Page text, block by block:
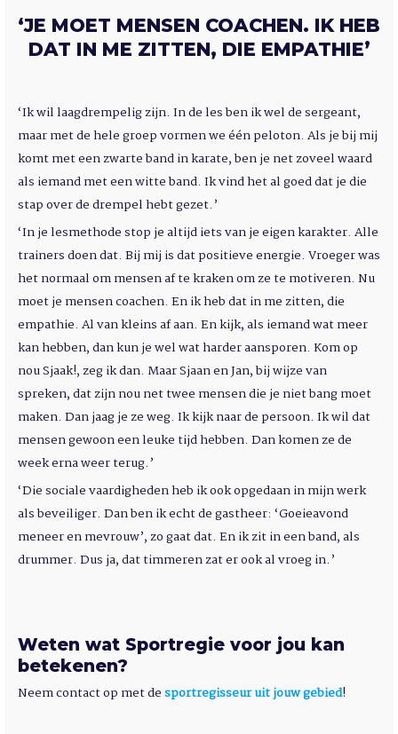
‘JE MOET MENSEN COACHEN. IK HEB
DAT IN ME ZITTEN, DIE EMPATHIE’
‘Ik wil laagdrempelig zijn. In de les ben ik wel de sergeant,
maar met de hele groep vormen we één peloton. Als je bij mij
komt met een zwarte band in karate, ben je net zoveel waard
als iemand met een witte band. Ik vind het al goed dat je die
stap over de drempel hebt gezet.’
‘In je lesmethode stop je altijd iets van je eigen karakter. Alle
trainers doen dat. Bij mij is dat positieve energie. Vroeger was
het normaal om mensen af te kraken om ze te motiveren. Nu
moet je mensen coachen. En ik heb dat in me zitten, die
empathie. Al van kleins af aan. En kijk, als iemand wat meer
kan hebben, dan kun je wel wat harder aansporen. Kom op
nou Sjaak!, zeg ik dan. Maar Sjaan en Jan, bij wijze van
spreken, dat zijn nou net twee mensen die je niet bang moet
maken. Dan jaag je ze weg. Ik kijk naar de persoon. Ik wil dat
mensen gewoon een leuke tijd hebben. Dan komen ze de
week erna weer terug.’
‘Die sociale vaardigheden heb ik ook opgedaan in mijn werk
als beveiliger. Dan ben ik echt de gastheer: ‘Goeieavond
meneer en mevrouw’, zo gaat dat. En ik zit in een band, als
drummer. Dus ja, dat timmeren zat er ook al vroeg in.’
Weten wat Sportregie voor jou kan
betekenen?
Neem contact op met desportregisseur uit jouw gebied!